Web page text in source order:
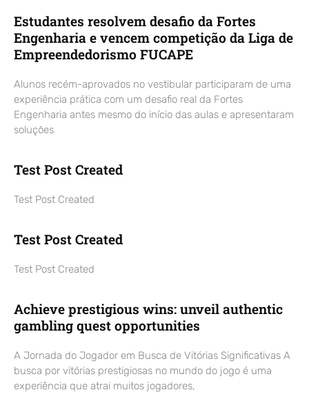
Estudantes resolvem desafio da Fortes
Engenharia e vencem competição da Liga de
Empreendedorismo FUCAPE
Alunos recém-aprovados no vestibular participaram de uma
experiência prática com um desafio real da Fortes
Engenharia antes mesmo do início das aulas e apresentaram
soluções
Test Post Created
Test Post Created
Test Post Created
Test Post Created
Achieve prestigious wins: unveil authentic
gambling quest opportunities
A Jornada do Jogador em Busca de Vitórias Significativas A
busca por vitórias prestigiosas no mundo do jogo é uma
experiência que atrai muitos jogadores,